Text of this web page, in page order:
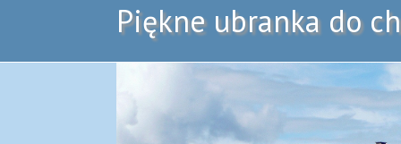
Piękne ubranka do